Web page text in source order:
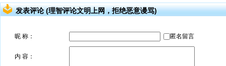
发表评论 (理智评论文明上网，拒绝恶意谩骂)